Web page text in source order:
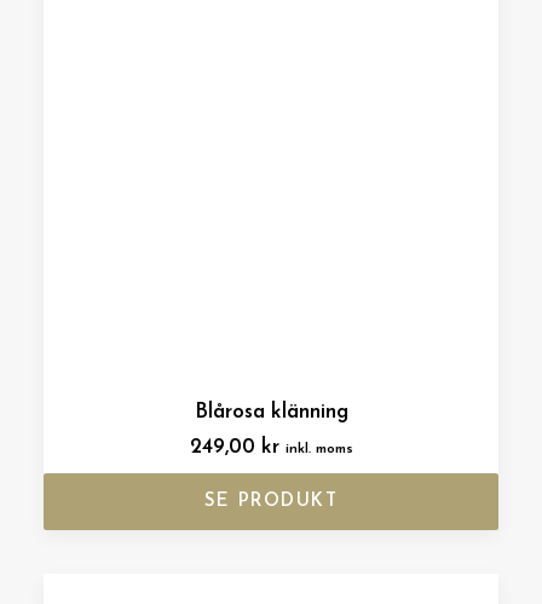
Blårosa klänning
249,00 kr inkl. moms
SE PRODUKT